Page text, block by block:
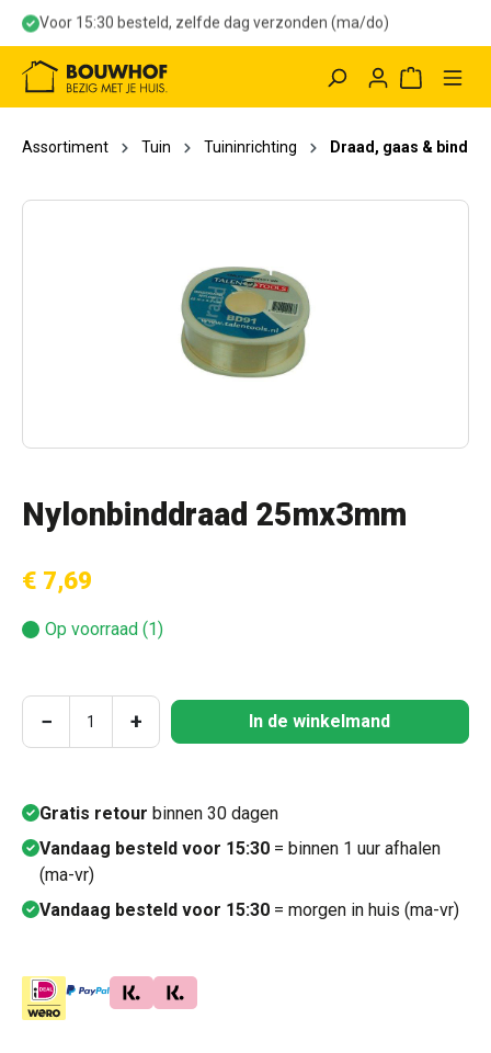
Voor 15:30 besteld, zelfde dag verzonden (ma/do)
Assortiment Tuin Tuininrichting Draad, gaas & bind
Nylonbinddraad 25mx3mm
€ 7,69
Op voorraad (1)
Producthoeveelheid: Voer de gewenste
− + In de winkelmand
Gratis retour binnen 30 dagen
Vandaag besteld voor 15:30 = binnen 1 uur afhalen
(ma-vr)
Vandaag besteld voor 15:30 = morgen in huis (ma-vr)